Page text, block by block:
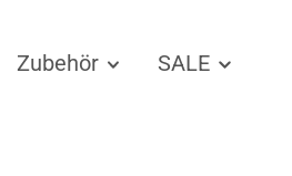
Zubehör SALE